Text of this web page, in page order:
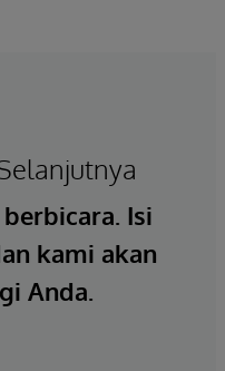
Isi
kami akan
Anda.